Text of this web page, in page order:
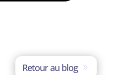
Retour au blog